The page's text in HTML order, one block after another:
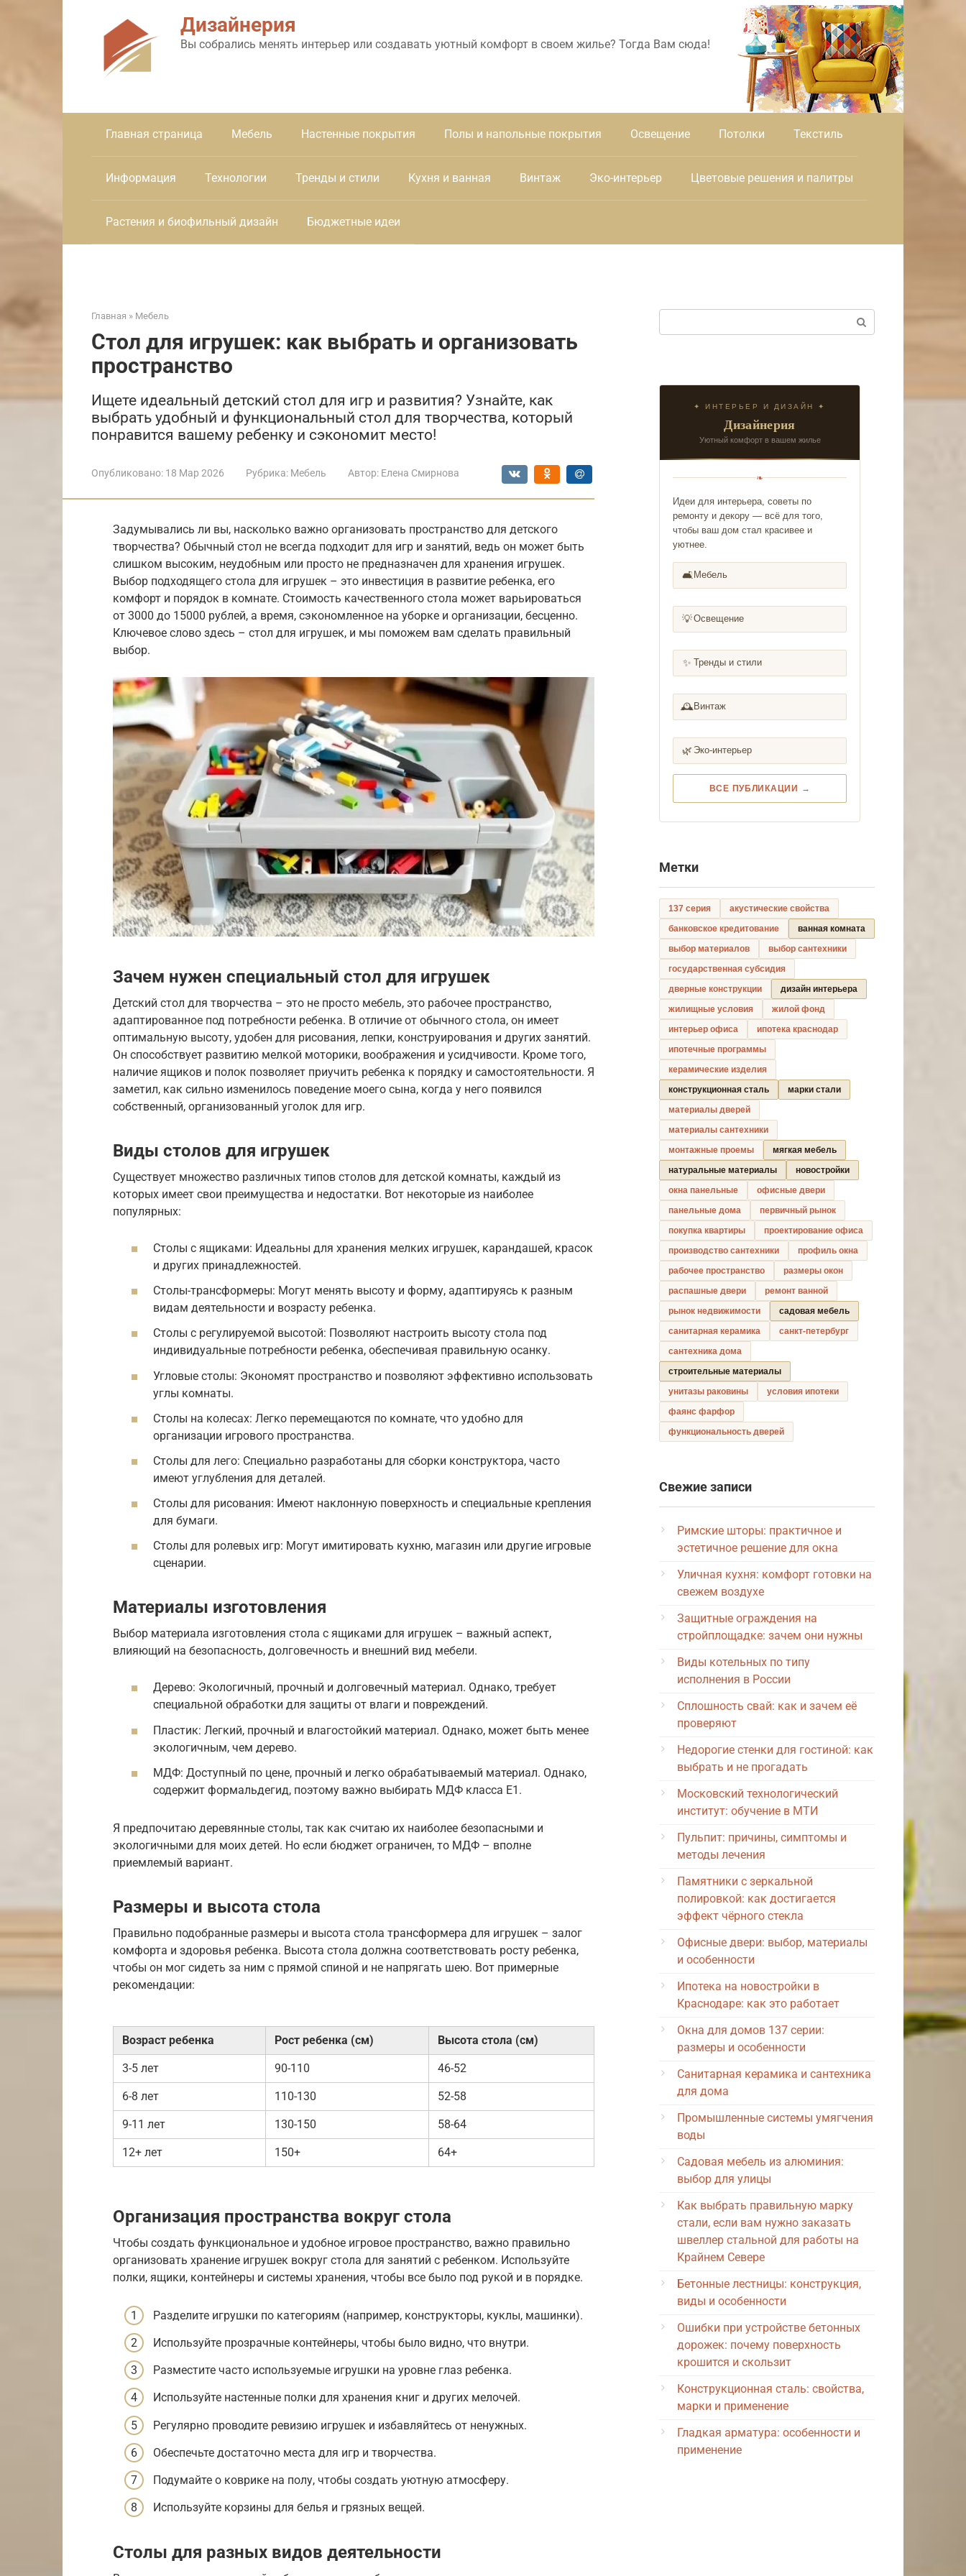
Дизайнерия
Вы собрались менять интерьер или создавать уютный комфорт в своем жилье? Тогда Вам сюда!
Главная страница Мебель Настенные покрытия Полы и напольные покрытия Освещение Потолки Текстиль
Информация Технологии Тренды и стили Кухня и ванная Винтаж Эко-интерьер Цветовые решения и палитры
Растения и биофильный дизайн Бюджетные идеи
Главная » Мебель
Стол для игрушек: как выбрать и организовать
пространство
Ищете идеальный детский стол для игр и развития? Узнайте, как
выбрать удобный и функциональный стол для творчества, который
понравится вашему ребенку и сэкономит место!
Опубликовано: 18 Мар 2026 Рубрика: Мебель Автор: Елена Смирнова
Задумывались ли вы, насколько важно организовать пространство для детского
творчества? Обычный стол не всегда подходит для игр и занятий, ведь он может быть
слишком высоким, неудобным или просто не предназначен для хранения игрушек.
Выбор подходящего стола для игрушек – это инвестиция в развитие ребенка, его
комфорт и порядок в комнате. Стоимость качественного стола может варьироваться
от 3000 до 15000 рублей, а время, сэкономленное на уборке и организации, бесценно.
Ключевое слово здесь – стол для игрушек, и мы поможем вам сделать правильный
выбор.
Зачем нужен специальный стол для игрушек
Детский стол для творчества – это не просто мебель, это рабочее пространство,
адаптированное под потребности ребенка. В отличие от обычного стола, он имеет
оптимальную высоту, удобен для рисования, лепки, конструирования и других занятий.
Он способствует развитию мелкой моторики, воображения и усидчивости. Кроме того,
наличие ящиков и полок позволяет приучить ребенка к порядку и самостоятельности. Я
заметил, как сильно изменилось поведение моего сына, когда у него появился
собственный, организованный уголок для игр.
Виды столов для игрушек
Существует множество различных типов столов для детской комнаты, каждый из
которых имеет свои преимущества и недостатки. Вот некоторые из наиболее
популярных:
Столы с ящиками: Идеальны для хранения мелких игрушек, карандашей, красок
и других принадлежностей.
Столы-трансформеры: Могут менять высоту и форму, адаптируясь к разным
видам деятельности и возрасту ребенка.
Столы с регулируемой высотой: Позволяют настроить высоту стола под
индивидуальные потребности ребенка, обеспечивая правильную осанку.
Угловые столы: Экономят пространство и позволяют эффективно использовать
углы комнаты.
Столы на колесах: Легко перемещаются по комнате, что удобно для
организации игрового пространства.
Столы для лего: Специально разработаны для сборки конструктора, часто
имеют углубления для деталей.
Столы для рисования: Имеют наклонную поверхность и специальные крепления
для бумаги.
Столы для ролевых игр: Могут имитировать кухню, магазин или другие игровые
сценарии.
Материалы изготовления
Выбор материала изготовления стола с ящиками для игрушек – важный аспект,
влияющий на безопасность, долговечность и внешний вид мебели.
Дерево: Экологичный, прочный и долговечный материал. Однако, требует
специальной обработки для защиты от влаги и повреждений.
Пластик: Легкий, прочный и влагостойкий материал. Однако, может быть менее
экологичным, чем дерево.
МДФ: Доступный по цене, прочный и легко обрабатываемый материал. Однако,
содержит формальдегид, поэтому важно выбирать МДФ класса Е1.
Я предпочитаю деревянные столы, так как считаю их наиболее безопасными и
экологичными для моих детей. Но если бюджет ограничен, то МДФ – вполне
приемлемый вариант.
Размеры и высота стола
Правильно подобранные размеры и высота стола трансформера для игрушек – залог
комфорта и здоровья ребенка. Высота стола должна соответствовать росту ребенка,
чтобы он мог сидеть за ним с прямой спиной и не напрягать шею. Вот примерные
рекомендации:
Возраст ребенка Рост ребенка (см) Высота стола (см)
3-5 лет 90-110 46-52
6-8 лет 110-130 52-58
9-11 лет 130-150 58-64
12+ лет 150+ 64+
Организация пространства вокруг стола
Чтобы создать функциональное и удобное игровое пространство, важно правильно
организовать хранение игрушек вокруг стола для занятий с ребенком. Используйте
полки, ящики, контейнеры и системы хранения, чтобы все было под рукой и в порядке.
Разделите игрушки по категориям (например, конструкторы, куклы, машинки).
Используйте прозрачные контейнеры, чтобы было видно, что внутри.
Разместите часто используемые игрушки на уровне глаз ребенка.
Используйте настенные полки для хранения книг и других мелочей.
Регулярно проводите ревизию игрушек и избавляйтесь от ненужных.
Обеспечьте достаточно места для игр и творчества.
Подумайте о коврике на полу, чтобы создать уютную атмосферу.
Используйте корзины для белья и грязных вещей.
Столы для разных видов деятельности
✦ ИНТЕРЬЕР И ДИЗАЙН ✦
Дизайнерия
Уютный комфорт в вашем жилье
❧
Идеи для интерьера, советы по
ремонту и декору — всё для того,
чтобы ваш дом стал красивее и
уютнее.
🛋️ Мебель
💡Освещение
✨ Тренды и стили
🕰️ Винтаж
🌿 Эко-интерьер
ВСЕ ПУБЛИКАЦИИ →
Метки
137 серия
акустические свойства
банковское кредитование
ванная комната
выбор материалов
выбор сантехники
государственная субсидия
дверные конструкции
дизайн интерьера
жилищные условия
жилой фонд
интерьер офиса
ипотека краснодар
ипотечные программы
керамические изделия
конструкционная сталь
марки стали
материалы дверей
материалы сантехники
монтажные проемы
мягкая мебель
натуральные материалы
новостройки
окна панельные
офисные двери
панельные дома
первичный рынок
покупка квартиры
проектирование офиса
производство сантехники
профиль окна
рабочее пространство
размеры окон
распашные двери
ремонт ванной
рынок недвижимости
садовая мебель
санитарная керамика
санкт-петербург
сантехника дома
строительные материалы
унитазы раковины
условия ипотеки
фаянс фарфор
функциональность дверей
Свежие записи
Римские шторы: практичное и
эстетичное решение для окна
Уличная кухня: комфорт готовки на
свежем воздухе
Защитные ограждения на
стройплощадке: зачем они нужны
Виды котельных по типу
исполнения в России
Сплошность свай: как и зачем её
проверяют
Недорогие стенки для гостиной: как
выбрать и не прогадать
Московский технологический
институт: обучение в МТИ
Пульпит: причины, симптомы и
методы лечения
Памятники с зеркальной
полировкой: как достигается
эффект чёрного стекла
Офисные двери: выбор, материалы
и особенности
Ипотека на новостройки в
Краснодаре: как это работает
Окна для домов 137 серии:
размеры и особенности
Санитарная керамика и сантехника
для дома
Промышленные системы умягчения
воды
Садовая мебель из алюминия:
выбор для улицы
Как выбрать правильную марку
стали, если вам нужно заказать
швеллер стальной для работы на
Крайнем Севере
Бетонные лестницы: конструкция,
виды и особенности
Ошибки при устройстве бетонных
дорожек: почему поверхность
крошится и скользит
Конструкционная сталь: свойства,
марки и применение
Гладкая арматура: особенности и
применение